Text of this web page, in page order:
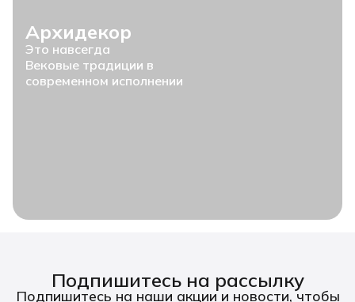
Архидекор
Это навсегда
Вековые традиции в
современном исполнении
Подпишитесь на рассылку
Подпишитесь на наши акции и новости, чтобы